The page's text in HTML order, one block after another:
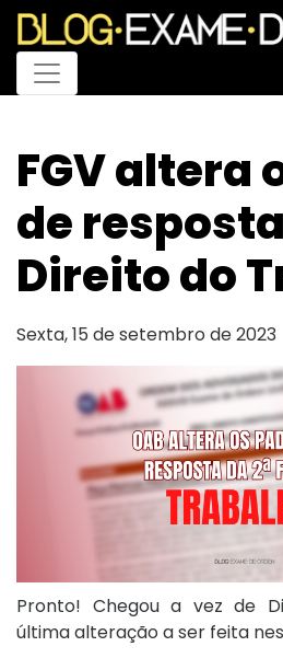
Menu
FGV altera
de
Direito do
Sexta, 15 de setembro de 2023
Pronto! Chegou a vez de
última alteração a ser feita